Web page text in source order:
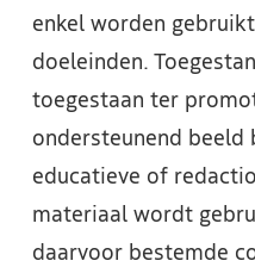
enkel worden
doeleinden.
toegestaan ter
ondersteunend beeld
educatieve of
materiaal wordt
daarvoor bestemde